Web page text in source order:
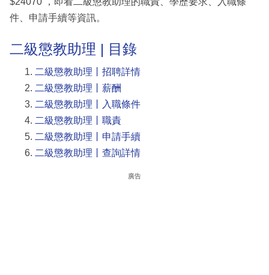
件、申請手續等資訊。
二級懲教助理 | 目錄
二級懲教助理丨招聘詳情
二級懲教助理丨薪酬
二級懲教助理丨入職條件
二級懲教助理丨職責
二級懲教助理丨申請手續
二級懲教助理丨查詢詳情
廣告